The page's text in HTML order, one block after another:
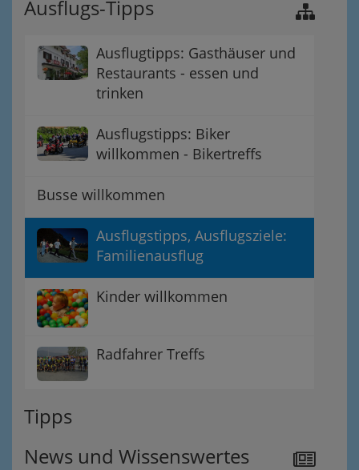
Ausflugs-Tipps
Ausflugtipps: Gasthäuser und
Restaurants - essen und
trinken
Ausflugstipps: Biker
willkommen - Bikertreffs
Busse willkommen
Ausflugstipps, Ausflugsziele:
Familienausflug
Kinder willkommen
Radfahrer Treffs
Tipps
News und Wissenswertes